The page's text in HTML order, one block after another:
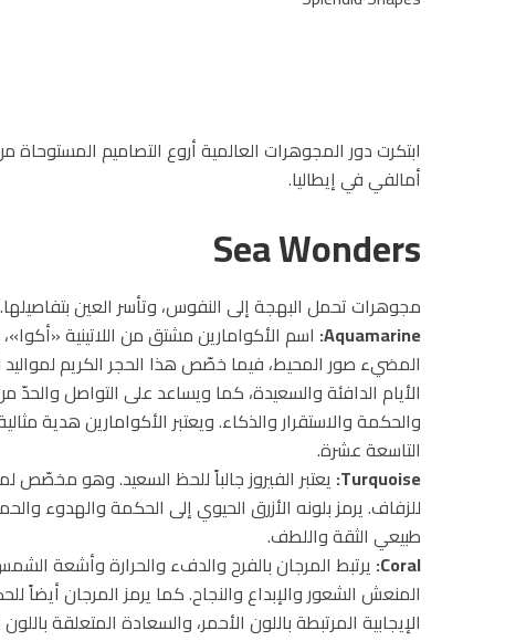
ابتكرت دور المجوهرات العالمية أروع التصاميم
أمالفي في إيطاليا.
Sea Wonders
مجوهرات تحمل البهجة إلى النفوس، وتأسر العين بتفاصيلها.
Aquamarine: اسم الأكوامارين مشتق من اللاتينية
المضيء صور المحيط، فيما خصّص هذا الحجر الكريم
الأيام الدافئة والسعيدة، كما ويساعد على التواصل والحدّ
والحكمة والاستقرار والذكاء. ويعتبر الأكوامارين هدية
التاسعة عشرة.
Turquoise:
للزفاف. يرمز بلونه الأزرق الحيوي إلى الحكمة والهدوء
طبيعي الثقة واللطف.
Coral: يرتبط المرجان بالفرح والدفء والحرارة وأشعة الشمس
المنعش الشعور والإبداع والنجاح. كما يرمز المرجان
الإيجابية المرتبطة باللون الأحمر، والسعادة المتعلقة